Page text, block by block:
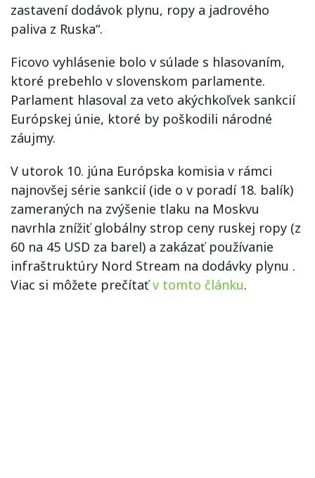
zastavení dodávok plynu, ropy a jadrového
paliva z Ruska“.
Ficovo vyhlásenie bolo v súlade s hlasovaním,
ktoré prebehlo v slovenskom parlamente.
Parlament hlasoval za veto akýchkoľvek sankcií
Európskej únie, ktoré by poškodili národné
záujmy.
V utorok 10. júna Európska komisia v rámci
najnovšej série sankcií (ide o v poradí 18. balík)
zameraných na zvýšenie tlaku na Moskvu
navrhla znížiť globálny strop ceny ruskej ropy (z
60 na 45 USD za barel) a zakázať používanie
infraštruktúry Nord Stream na dodávky plynu .
Viac si môžete prečítaťv tomto článku.